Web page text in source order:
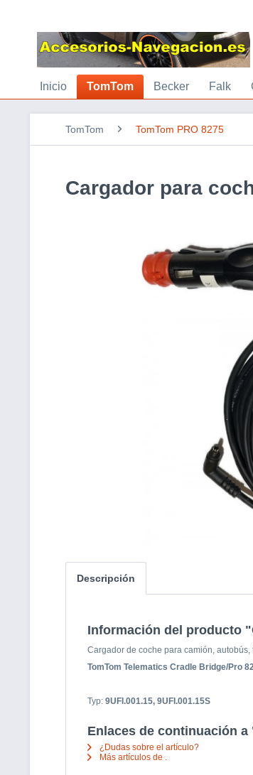
Inicio TomTom Becker Falk
TomTom TomTom PRO 8275
Cargador para
Descripción
Información del producto
Cargador de coche para camión,
TomTom Telematics Cradle Bridge/Pro
Typ: 9UFI.001.15, 9UFI.001.15S
Enlaces de continuación a
¿Dudas sobre el artículo?
Más artículos de .